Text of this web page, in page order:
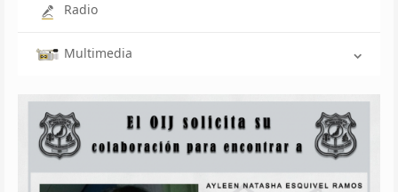
Radio
Multimedia